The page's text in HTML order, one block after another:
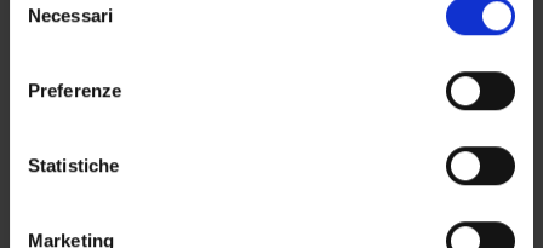
modificare o revocare il proprio consenso in qualsiasi
momento dalla Dichiarazione sui cookie o facendo clic
raccogliere informazioni sulla tua posizione
geografica, con un'approssimazione di qualche
delNecessari
Preferenze
Statistiche
Marketing
SPIN OFF E AZIENDE
SPAZI COMUNI DEL DIPARTIMENTO